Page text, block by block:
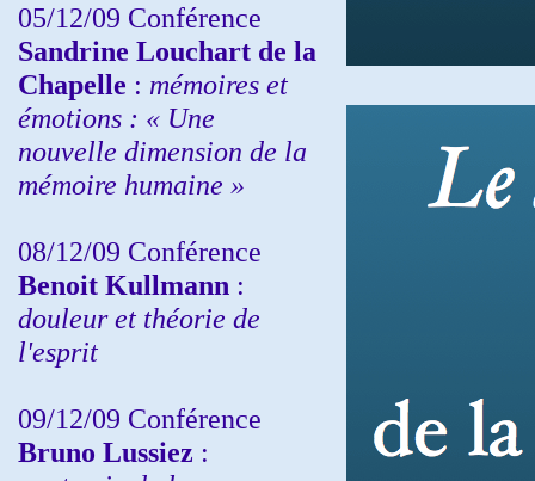
05/12/09 Conférence
Sandrine Louchart de la
Chapelle : mémoires et
émotions : « Une
nouvelle dimension de la
mémoire humaine »
08/12/09 Conférence
Benoit Kullmann :
douleur et théorie de
l'esprit
09/12/09 Conférence
Bruno Lussiez :